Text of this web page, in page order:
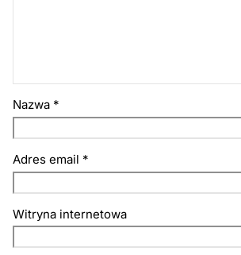
Nazwa *
Adres email *
Witryna internetowa